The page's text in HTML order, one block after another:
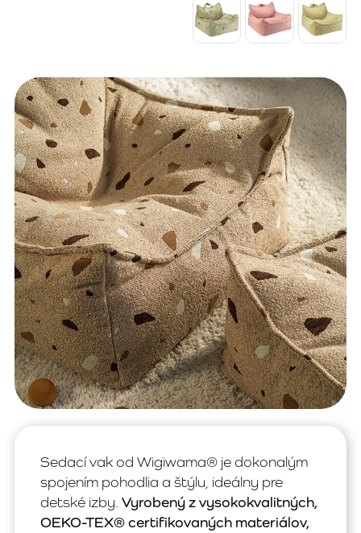
Sedací vak od Wigiwama® je dokonalým
spojením pohodlia a štýlu, ideálny pre
detské izby. Vyrobený z vysokokvalitných,
OEKO-TEX® certifikovaných materiálov,